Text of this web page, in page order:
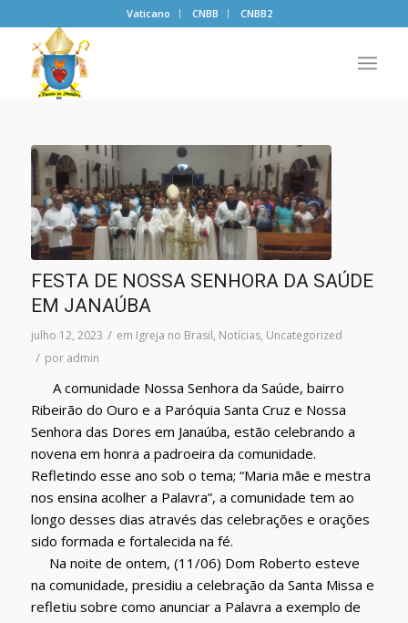
Vaticano CNBB CNBB2
FESTA DE NOSSA SENHORA DA SAÚDE
EM JANAÚBA
julho 12, 2023 / em Igreja no Brasil, Notícias, Uncategorized
/ por admin
A comunidade Nossa Senhora da Saúde, bairro
Ribeirão do Ouro e a Paróquia Santa Cruz e Nossa
Senhora das Dores em Janaúba, estão celebrando a
novena em honra a padroeira da comunidade.
Refletindo esse ano sob o tema; “Maria mãe e mestra
nos ensina acolher a Palavra”, a comunidade tem ao
longo desses dias através das celebrações e orações
sido formada e fortalecida na fé.
Na noite de ontem, (11/06) Dom Roberto esteve
na comunidade, presidiu a celebração da Santa Missa e
refletiu sobre como anunciar a Palavra a exemplo de